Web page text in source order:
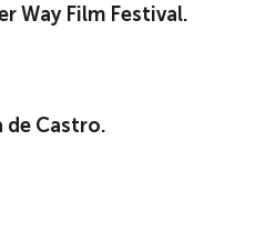
Way Film Festival.
de Castro.